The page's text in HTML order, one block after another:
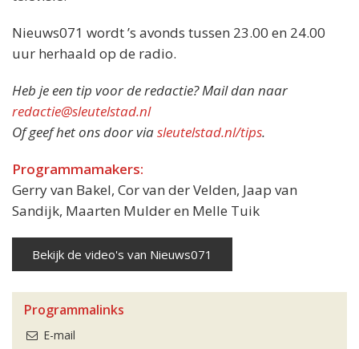
Nieuws071 wordt ’s avonds tussen 23.00 en 24.00
uur herhaald op de radio.
Heb je een tip voor de redactie? Mail dan naar
redactie@sleutelstad.nl
Of geef het ons door viasleutelstad.nl/tips.
Programmamakers:
Gerry van Bakel, Cor van der Velden, Jaap van
Sandijk, Maarten Mulder en Melle Tuik
Bekijk de video's van Nieuws071
Programmalinks
E-mail